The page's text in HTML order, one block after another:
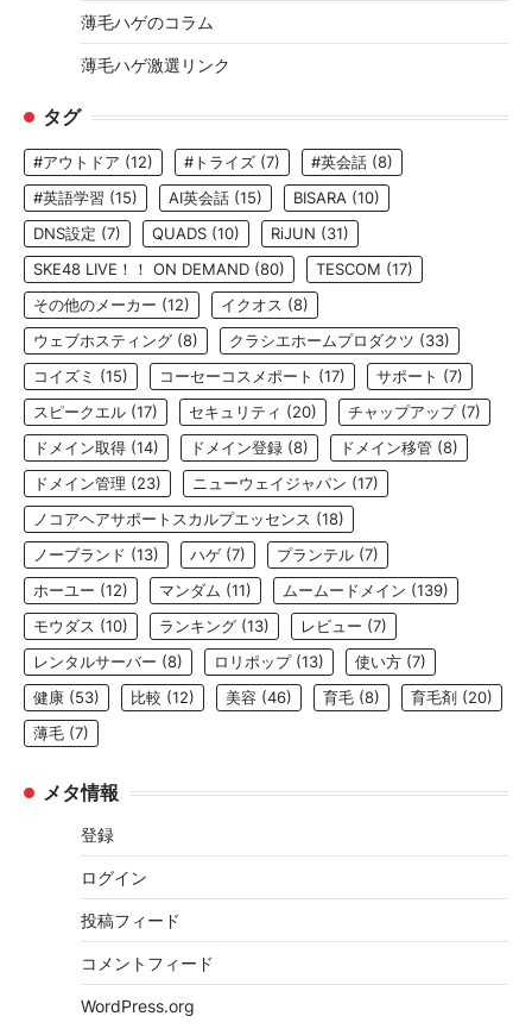
薄毛ハゲのコラム
薄毛ハゲ激選リンク
タグ
#アウトドア (12) #トライズ (7) #英会話 (8)
#英語学習 (15) AI英会話 (15) BISARA (10)
DNS設定 (7) QUADS (10) RiJUN (31)
SKE48 LIVE！！ ON DEMAND (80) TESCOM (17)
その他のメーカー (12) イクオス (8)
ウェブホスティング (8) クラシエホームプロダクツ (33)
コイズミ (15) コーセーコスメポート (17) サポート (7)
スピークエル (17) セキュリティ (20) チャップアップ(7)
ドメイン取得 (14) ドメイン登録 (8) ドメイン移管 (8)
ドメイン管理 (23) ニューウェイジャパン (17)
ノコアヘアサポートスカルプエッセンス (18)
ノーブランド (13) ハゲ (7) プランテル (7)
ホーユー (12) マンダム (11) ムームードメイン (139)
モウダス (10) ランキング (13) レビュー (7)
レンタルサーバー (8) ロリポップ(13) 使い方 (7)
健康 (53) 比較 (12) 美容 (46) 育毛 (8) 育毛剤 (20)
薄毛 (7)
メタ情報
登録
ログイン
投稿フィード
コメントフィード
WordPress.org